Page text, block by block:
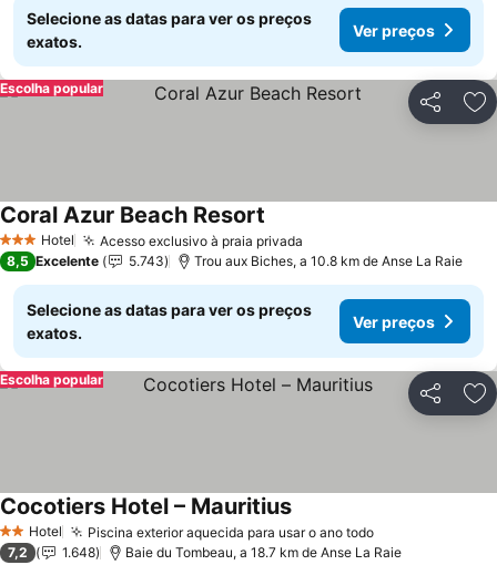
Selecione as datas para ver os preços
exatos.
Ver preços
Partilhar
Escolha popular
3 EstrelasHotel Acesso exclusivo à praia privada
Coral Azur Beach Resort
8,5 Excelente 5.743 Trou aux Biches, a 10.8 km de Anse La Raie
Selecione as datas para ver os preços
exatos.
Ver preços
Partilhar
Escolha popular
2 Estrelas
Hotel Piscina exterior aquecida para usar o ano todoVer preços
Cocotiers Hotel – MauritiusVer preços
7,2 1.648 Baie du Tombeau, a 18.7 km de Anse La Raie